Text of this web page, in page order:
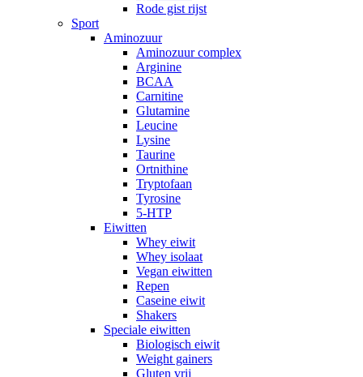
Rode gist rijst
Sport
Aminozuur
Aminozuur complex
Arginine
BCAA
Carnitine
Glutamine
Leucine
Lysine
Taurine
Ortnithine
Tryptofaan
Tyrosine
5-HTP
Eiwitten
Whey eiwit
Whey isolaat
Vegan eiwitten
Repen
Caseine eiwit
Shakers
Speciale eiwitten
Biologisch eiwit
Weight gainers
Gluten vrij